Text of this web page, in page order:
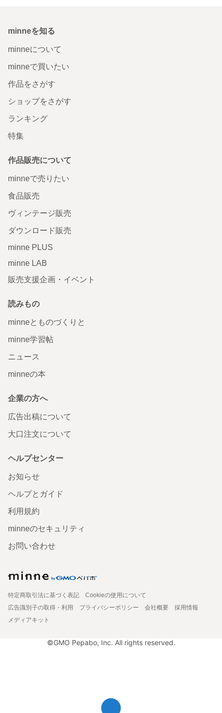
minneを知る
minneについて
minneで買いたい
作品をさがす
ショップをさがす
ランキング
特集
作品販売について
minneで売りたい
食品販売
ヴィンテージ販売
ダウンロード販売
minne PLUS
minne LAB
販売支援企画・イベント
読みもの
minneとものづくりと
minne学習帖
ニュース
minneの本
企業の方へ
広告出稿について
大口注文について
ヘルプセンター
お知らせ
ヘルプとガイド
利用規約
minneのセキュリティ
お問い合わせ
特定商取引法に基づく表記
Cookieの使用について
広告識別子の取得・利用
プライバシーポリシー 会社概要
採用情報
メディアキット
©GMO Pepabo, Inc. All rights reserved.